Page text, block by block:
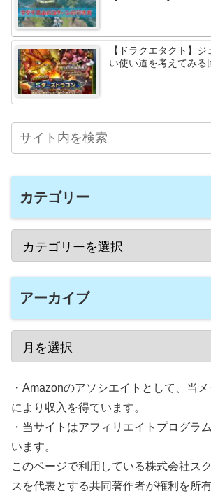
【ドラクエタクト】
い使い道を考えてみる
カテゴリー
アーカイブ
・Amazonのアソシエイトとして、当
により収入を得ています。
・当サイトはアフィリエイトプログラ
います。
このページで利用している株式会社ス
スを代表とする共同著作者が権利を所